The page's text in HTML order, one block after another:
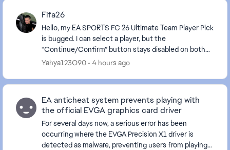
Fifa26
Hello, my EA SPORTS FC 26 Ultimate Team Player Pick
is bugged. I can select a player, but the
“Continue/Confirm” button stays disabled on both
PS4 and the Companion App. Please reset or
Yahya123O90 4 hours ago
EA anticheat system prevents playing with
the official EVGA graphics card driver
For several days now, a serious error has been
occurring where the EVGA Precision X1 driver is
detected as malware, preventing users from playing